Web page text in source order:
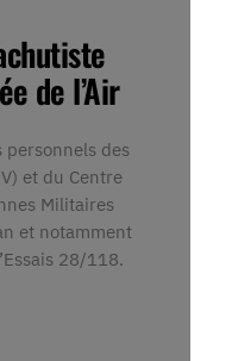
de l’Air
personnels des
et du Centre
Militaires
et notamment
28/118.